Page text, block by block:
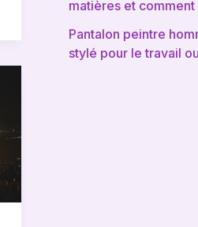
matières et
Pantalon peintre
stylé pour le travail